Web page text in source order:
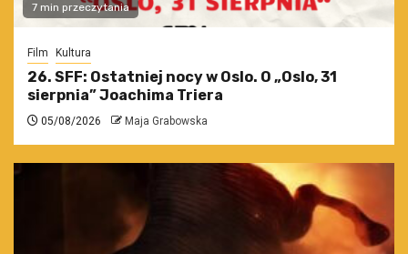
7 min przeczytania
Film Kultura
26. SFF: Ostatniej nocy w Oslo. O „Oslo, 31
sierpnia” Joachima Triera
05/08/2026 Maja Grabowska